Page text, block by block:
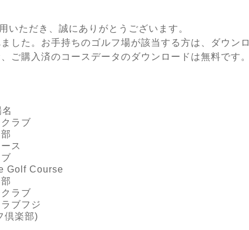
いただき、誠にありがとうございます。
した。お手持ちのゴルフ場が該当する方は、ダウンロ
ご購入済のコースデータのダウンロードは無料です。
ラブ
ス
Golf Course
ラブ
ブフジ
倶楽部)